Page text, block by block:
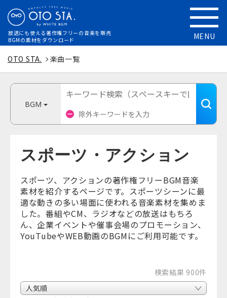
放送にも使える著作権フリーの音楽を販売
BGMの素材をダウンロード
MENU
OTO STA. 楽曲一覧
BGM
スポーツ・アクション
スポーツ、アクションの著作権フリーBGM音楽
素材を紹介するページです。スポーツシーンに最
適な動きの多い場面に使われる音楽素材を集めま
した。番組やCM、ラジオなどの放送はもちろ
ん、企業イベントや催事会場のプロモーション、
YouTubeやWEB動画のBGMにご利用可能です。
検索結果 900件